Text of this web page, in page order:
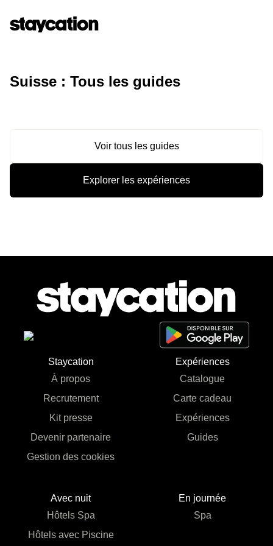
Suisse : Tous les guides
Voir tous les guides
Explorer les expériences
Staycation
À propos
Recrutement
Kit presse
Devenir partenaire
Gestion des cookies
Expériences
Catalogue
Carte cadeau
Expériences
Guides
Avec nuit
Hôtels Spa
Hôtels avec Piscine
En journée
Spa